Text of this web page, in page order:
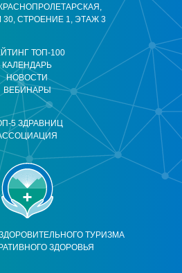
ТУРИЗМА
ЗДОРОВЬЯ
ТОП-100
КАЛЕНДАРЬ
НОВОСТИ
ВЕБИНАРЫ
5 ЗДРАВНИЦ
30, СТРОЕНИЕ 1, ЭТАЖ 3